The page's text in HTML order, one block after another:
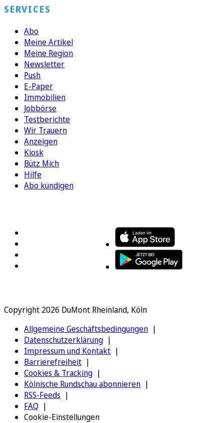
SERVICES
Abo
Meine Artikel
Meine Region
Newsletter
Push
E-Paper
Immobilien
Jobbörse
Testberichte
Wir Trauern
Anzeigen
Kiosk
Bütz Mich
Hilfe
Abo kündigen
Copyright 2026 DuMont Rheinland, Köln
Allgemeine Geschäftsbedingungen
Datenschutzerklärung
Impressum und Kontakt
Barrierefreiheit
Cookies & Tracking
Kölnische Rundschau abonnieren
RSS-Feeds
FAQ
Cookie-Einstellungen